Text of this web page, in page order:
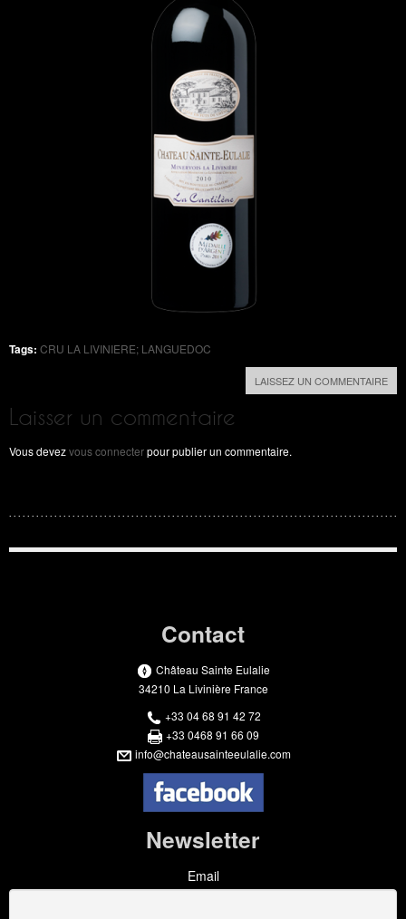
Tags: CRU LA LIVINIERE; LANGUEDOC
LAISSEZ UN COMMENTAIRE
Laisser un commentaire
Vous devezvous connecterpour publier un commentaire.
Contact
Château Sainte Eulalie
34210 La Livinière France
+33 04 68 91 42 72
+33 0468 91 66 09
info@chateausainteeulalie.com
Newsletter
Email